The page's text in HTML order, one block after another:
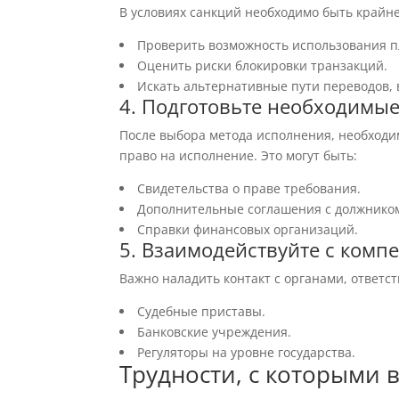
В условиях санкций необходимо быть
Проверить возможность использования
Оценить риски блокировки транзакций.
Искать альтернативные пути
4. Подготовьте
После выбора метода исполнения,
право на исполнение. Это могут быть:
Свидетельства о праве требования.
Дополнительные соглашения с
Справки финансовых организаций.
5. Взаимодействуйте с
Важно наладить контакт с органами,
Судебные приставы.
Банковские учреждения.
Регуляторы на уровне государства.
Трудности, с которыми